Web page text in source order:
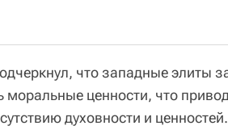
что западные элиты
моральные ценности, что
духовности и